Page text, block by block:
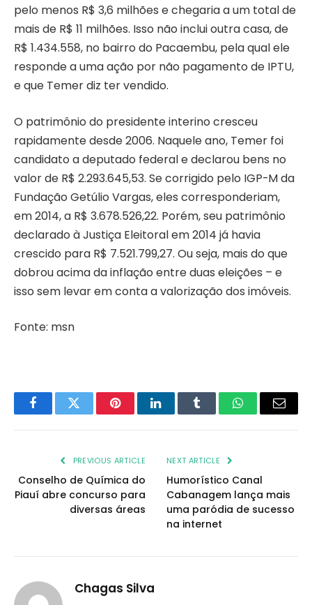
pelo menos R$ 3,6 milhões e chegaria a um total de
mais de R$ 11 milhões. Isso não inclui outra casa, de
R$ 1.434.558, no bairro do Pacaembu, pela qual ele
responde a uma ação por não pagamento de IPTU,
e que Temer diz ter vendido.
O patrimônio do presidente interino cresceu
rapidamente desde 2006. Naquele ano, Temer foi
candidato a deputado federal e declarou bens no
valor de R$ 2.293.645,53. Se corrigido pelo IGP-M da
Fundação Getúlio Vargas, eles corresponderiam,
em 2014, a R$ 3.678.526,22. Porém, seu patrimônio
declarado à Justiça Eleitoral em 2014 já havia
crescido para R$ 7.521.799,27. Ou seja, mais do que
dobrou acima da inflação entre duas eleições – e
isso sem levar em conta a valorização dos imóveis.
Fonte: msn
FacebookTwitter PinterestLinkedInTumblr WhatsAppEmail
PREVIOUS ARTICLE
Conselho de Química do
Piauí abre concurso para
diversas áreas
NEXT ARTICLE
Humorístico Canal
Cabanagem lança mais
uma paródia de sucesso
na internet
Chagas Silva